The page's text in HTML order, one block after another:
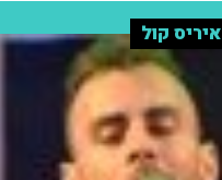
איריס קול